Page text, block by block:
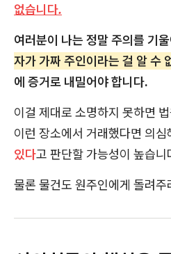
없습니다.
여러분이 나는 정말 주의를 기
자가 가짜 주인이라는 걸 알 수
에 증거로 내밀어야 합니다.
이걸 제대로 소명하지 못하면
이런 장소에서 거래했다면 의
있다고 판단할 가능성이 높습니
물론 물건도 원주인에게 돌려주